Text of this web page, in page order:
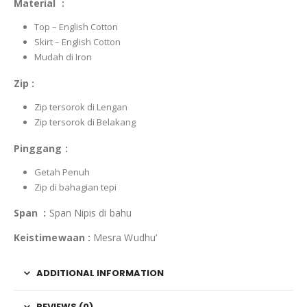
Material :
Top – English Cotton
Skirt – English Cotton
Mudah di Iron
Zip :
Zip tersorok di Lengan
Zip tersorok di Belakang
Pinggang :
Getah Penuh
Zip di bahagian tepi
Span : Span Nipis di bahu
Keistimewaan : Mesra Wudhu’
ADDITIONAL INFORMATION